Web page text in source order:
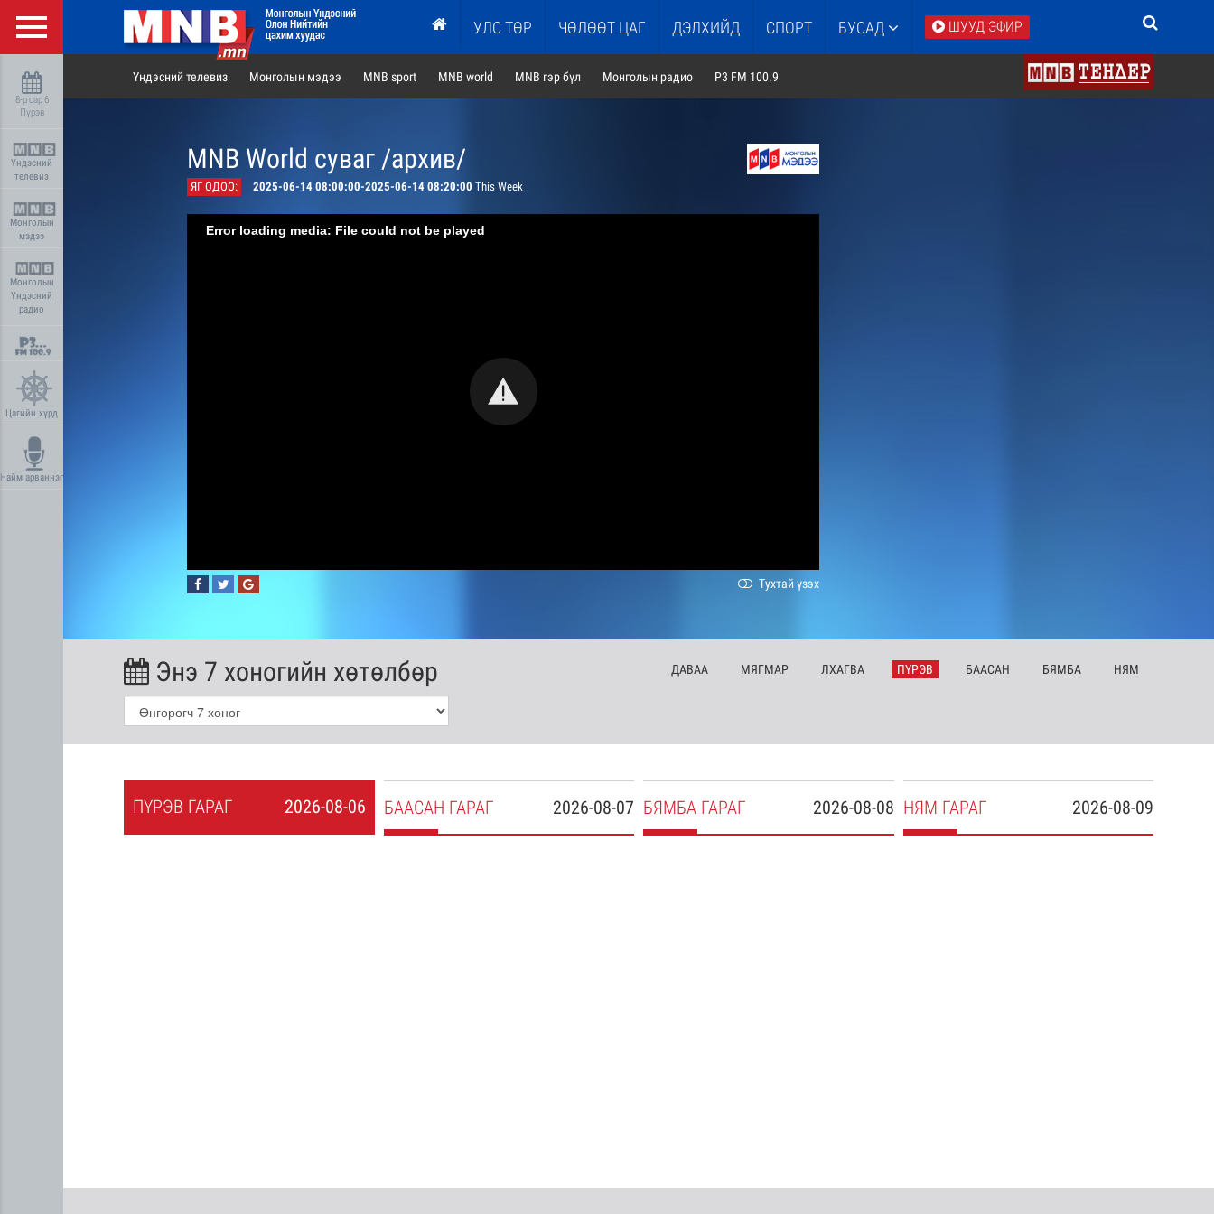
УЛС ТӨР ЧӨЛӨӨТ ЦАГ ДЭЛХИЙД СПОРТ БУСАД ШУУД ЭФИР
8-р сар 6
Пүрэв
Үндэсний
телевиз
Монголын
мэдээ
Монголын
Үндэсний
радио
Цагийн хүрд
Найм арваннэг
Үндэсний телевиз Монголын мэдээ MNB sport MNB world MNB гэр бүл Монголын радио P3 FM 100.9
MNB World суваг /архив/
ЯГ ОДОО: 2025-06-14 08:00:00-2025-06-14 08:20:00 This Week
Error loading media: File could not be played
Тухтай үзэх
Энэ 7 хоногийн хөтөлбөр ДАВАА МЯГМАР ЛХАГВА ПҮРЭВ БААСАН БЯМБА НЯМ
2026-08-06
ПҮРЭВ ГАРАГ 2026-08-07
БААСАН ГАРАГ 2026-08-08
БЯМБА ГАРАГ 2026-08-09
НЯМ ГАРАГ